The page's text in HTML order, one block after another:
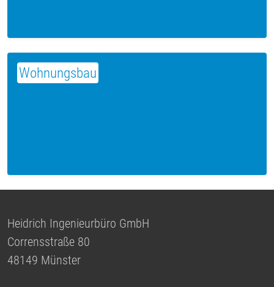
Wohnungsbau
Heidrich Ingenieurbüro GmbH
Corrensstraße 80
48149 Münster